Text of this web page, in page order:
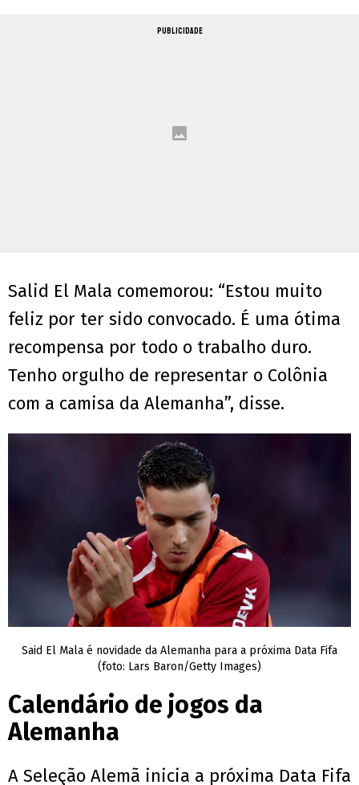
PUBLICIDADE
Salid El Mala comemorou: “Estou muito
feliz por ter sido convocado. É uma ótima
recompensa por todo o trabalho duro.
Tenho orgulho de representar o Colônia
com a camisa da Alemanha”, disse.
Said El Mala é novidade da Alemanha para a próxima Data Fifa
(foto: Lars Baron/Getty Images)
Calendário de jogos da
Alemanha
A Seleção Alemã inicia a próxima Data Fifa